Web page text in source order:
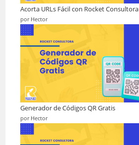
Acorta URLs Fácil con Rocket Consultora
por Hector
Generador de Códigos QR Gratis
por Hector